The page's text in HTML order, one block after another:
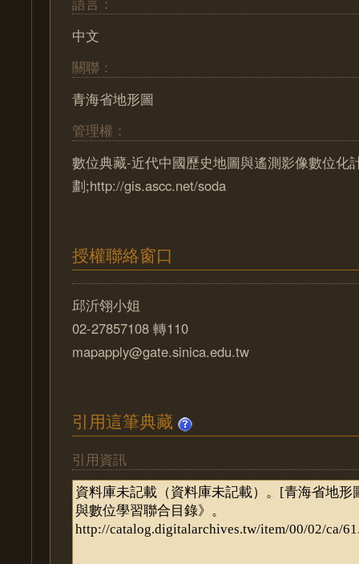
中文
關聯：
青海省地形圖
管理權：
數位典藏-近代中國歷史地圖與遙測影像數位化
劃;http://gis.ascc.net/soda
授權聯絡窗口
邱沂翎小姐
02-27857108 轉110
mapapply@gate.sinica.edu.tw
引用這筆典藏
引用資訊